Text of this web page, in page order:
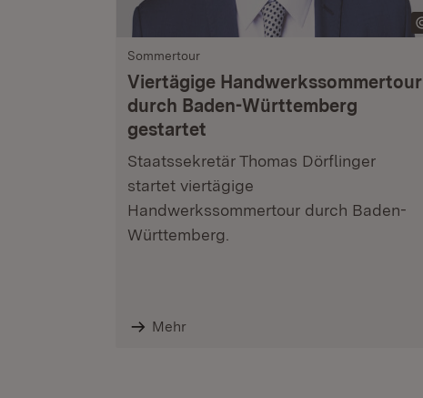
Sommertour
Viertägige Handwerkssommertour
durch Baden-Württemberg
gestartet
Staatssekretär Thomas Dörflinger
startet viertägige
Handwerkssommertour durch Baden-
Württemberg.
Mehr